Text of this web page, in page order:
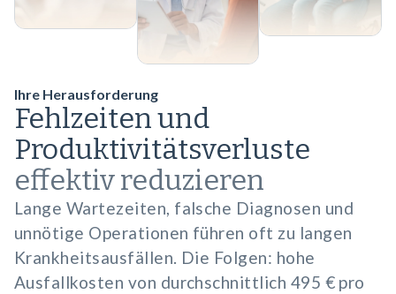
Ihre Herausforderung
Fehlzeiten und
Produktivitätsverluste
effektiv reduzieren
Lange Wartezeiten, falsche Diagnosen und
unnötige Operationen führen oft zu langen
Krankheitsausfällen. Die Folgen: hohe
Ausfallkosten von durchschnittlich 495 € pro